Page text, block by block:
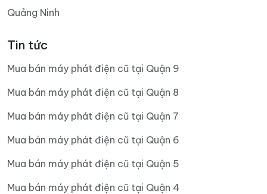
Quảng Ninh
Tin tức
Mua bán máy phát điện cũ tại Quận 9
Mua bán máy phát điện cũ tại Quận 8
Mua bán máy phát điện cũ tại Quận 7
Mua bán máy phát điện cũ tại Quận 6
Mua bán máy phát điện cũ tại Quận 5
Mua bán máy phát điện cũ tại Quận 4